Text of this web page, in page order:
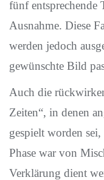
fünf entsprechende
Ausnahme. Diese
werden jedoch
gewünschte Bild
Auch die
Zeiten“, in denen
gespielt worden
Phase war von
Verklärung dient